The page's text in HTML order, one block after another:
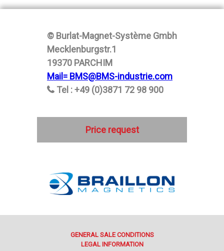
© Burlat-Magnet-Système Gmbh
Mecklenburgstr.1
19370 PARCHIM
Mail= BMS@BMS-industrie.com
Tel : +49 (0)3871 72 98 900
Price request
GENERAL SALE CONDITIONS
LEGAL INFORMATION